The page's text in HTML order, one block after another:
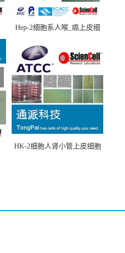
Hep-2细胞系人喉_癌上皮细
HK-2细胞人肾小管上皮细胞